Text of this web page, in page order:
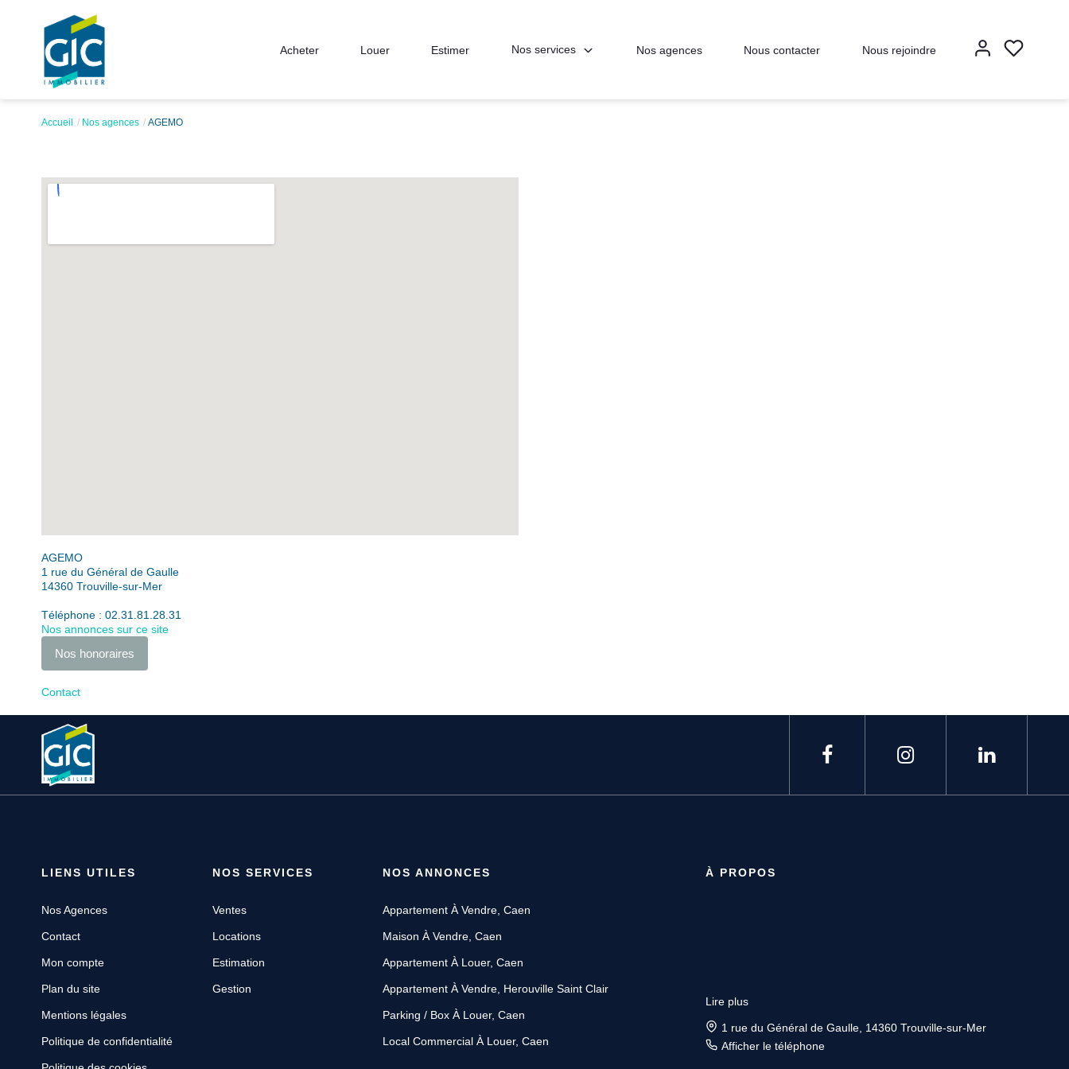
Acheter Louer Estimer Nos services Nos agences Nous contacter Nous rejoindre
Accueil Nos agences AGEMO
AGEMO
1 rue du Général de Gaulle
14360 Trouville-sur-Mer
Téléphone : 02.31.81.28.31
Nos annonces sur ce site
Nos honoraires
Contact
LIENS UTILES
Nos Agences
Contact
Mon compte
Plan du site
Mentions légales
Politique de confidentialité
NOS SERVICES
Ventes
Locations
Estimation
Gestion
NOS ANNONCES
Appartement À Vendre, Caen
Maison À Vendre, Caen
Appartement À Louer, Caen
Appartement À Vendre, Herouville Saint Clair
Parking / Box À Louer, Caen
Local Commercial À Louer, Caen
À PROPOS
Lire plus
1 rue du Général de Gaulle, 14360 Trouville-sur-Mer
Afficher le téléphone